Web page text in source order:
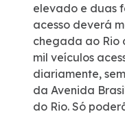
Fale Conosco
Dúvidas
Fornecedores
elevado e duas
acesso deverá
chegada ao Rio
mil veículos
diariamente,
da Avenida
do Rio. Só